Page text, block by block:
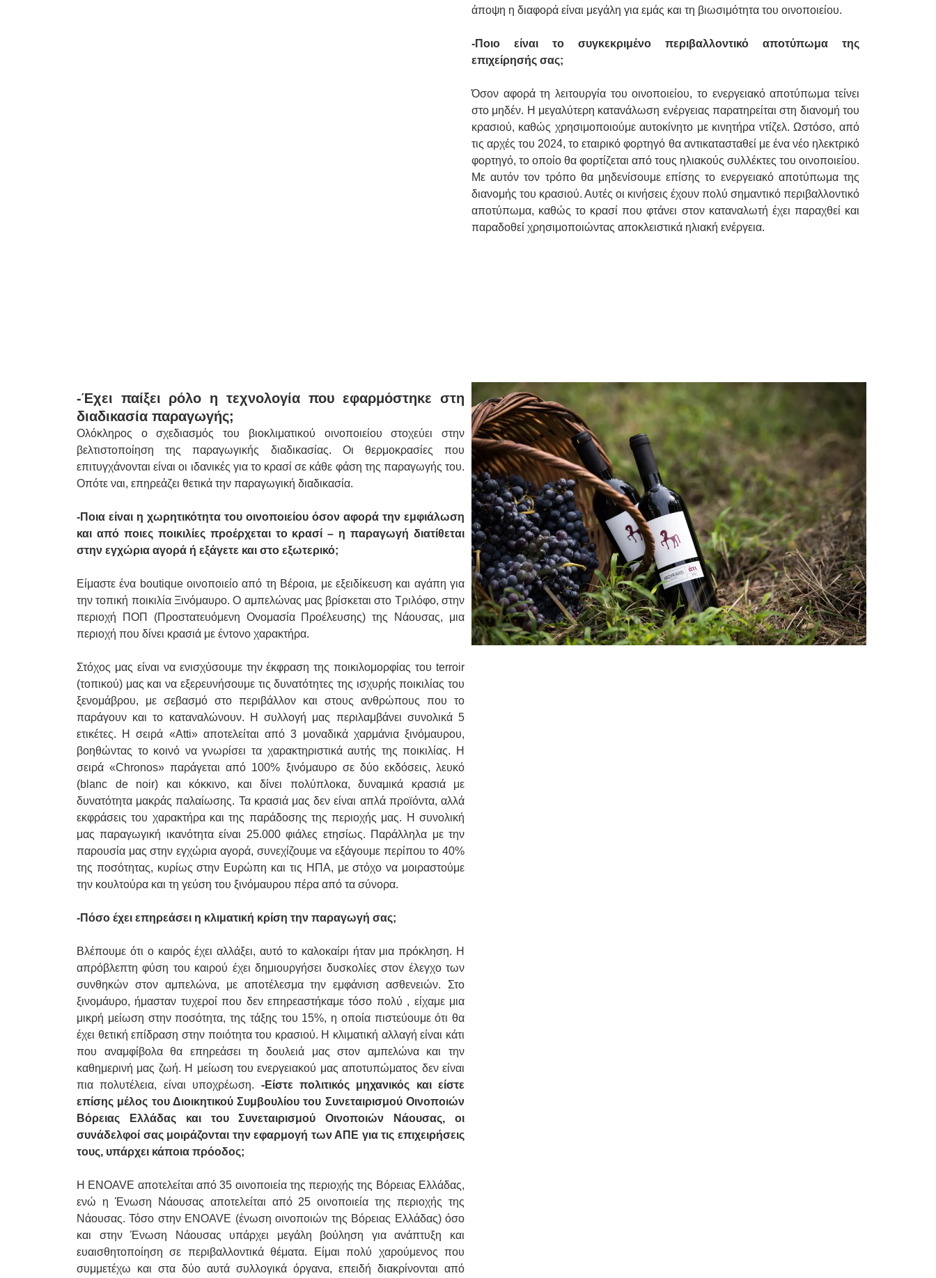
άποψη η διαφορά είναι μεγάλη για εμάς και τη βιωσιμότητα του οινοποιείου.
-Ποιο είναι το συγκεκριμένο περιβαλλοντικό αποτύπωμα της
επιχείρησής σας;
Όσον αφορά τη λειτουργία του οινοποιείου, το ενεργειακό αποτύπωμα τείνει
στο μηδέν. Η μεγαλύτερη κατανάλωση ενέργειας παρατηρείται στη διανομή του
κρασιού, καθώς χρησιμοποιούμε αυτοκίνητο με κινητήρα ντίζελ. Ωστόσο, από
τις αρχές του 2024, το εταιρικό φορτηγό θα αντικατασταθεί με ένα νέο ηλεκτρικό
φορτηγό, το οποίο θα φορτίζεται από τους ηλιακούς συλλέκτες του οινοποιείου.
Με αυτόν τον τρόπο θα μηδενίσουμε επίσης το ενεργειακό αποτύπωμα της
διανομής του κρασιού. Αυτές οι κινήσεις έχουν πολύ σημαντικό περιβαλλοντικό
αποτύπωμα, καθώς το κρασί που φτάνει στον καταναλωτή έχει παραχθεί και
παραδοθεί χρησιμοποιώντας αποκλειστικά ηλιακή ενέργεια.
-Έχει παίξει ρόλο η τεχνολογία που εφαρμόστηκε στη
διαδικασία παραγωγής;
Ολόκληρος ο σχεδιασμός του βιοκλιματικού οινοποιείου στοχεύει στην
βελτιστοποίηση της παραγωγικής διαδικασίας. Οι θερμοκρασίες που
επιτυγχάνονται είναι οι ιδανικές για το κρασί σε κάθε φάση της παραγωγής του.
Οπότε ναι, επηρεάζει θετικά την παραγωγική διαδικασία.
-Ποια είναι η χωρητικότητα του οινοποιείου όσον αφορά την εμφιάλωση
και από ποιες ποικιλίες προέρχεται το κρασί – η παραγωγή διατίθεται
στην εγχώρια αγορά ή εξάγετε και στο εξωτερικό;
Είμαστε ένα boutique οινοποιείο από τη Βέροια, με εξειδίκευση και αγάπη για
την τοπική ποικιλία Ξινόμαυρο. Ο αμπελώνας μας βρίσκεται στο Τριλόφο, στην
περιοχή ΠΟΠ (Προστατευόμενη Ονομασία Προέλευσης) της Νάουσας, μια
περιοχή που δίνει κρασιά με έντονο χαρακτήρα.
Στόχος μας είναι να ενισχύσουμε την έκφραση της ποικιλομορφίας του terroir
(τοπικού) μας και να εξερευνήσουμε τις δυνατότητες της ισχυρής ποικιλίας του
ξενομάβρου, με σεβασμό στο περιβάλλον και στους ανθρώπους που το
παράγουν και το καταναλώνουν. Η συλλογή μας περιλαμβάνει συνολικά 5
ετικέτες. Η σειρά «Atti» αποτελείται από 3 μοναδικά χαρμάνια ξινόμαυρου,
βοηθώντας το κοινό να γνωρίσει τα χαρακτηριστικά αυτής της ποικιλίας. Η
σειρά «Chronos» παράγεται από 100% ξινόμαυρο σε δύο εκδόσεις, λευκό
(blanc de noir) και κόκκινο, και δίνει πολύπλοκα, δυναμικά κρασιά με
δυνατότητα μακράς παλαίωσης. Τα κρασιά μας δεν είναι απλά προϊόντα, αλλά
εκφράσεις του χαρακτήρα και της παράδοσης της περιοχής μας. Η συνολική
μας παραγωγική ικανότητα είναι 25.000 φιάλες ετησίως. Παράλληλα με την
παρουσία μας στην εγχώρια αγορά, συνεχίζουμε να εξάγουμε περίπου το 40%
της ποσότητας, κυρίως στην Ευρώπη και τις ΗΠΑ, με στόχο να μοιραστούμε
την κουλτούρα και τη γεύση του ξινόμαυρου πέρα από τα σύνορα.
-Πόσο έχει επηρεάσει η κλιματική κρίση την παραγωγή σας;
Βλέπουμε ότι ο καιρός έχει αλλάξει, αυτό το καλοκαίρι ήταν μια πρόκληση. Η
απρόβλεπτη φύση του καιρού έχει δημιουργήσει δυσκολίες στον έλεγχο των
συνθηκών στον αμπελώνα, με αποτέλεσμα την εμφάνιση ασθενειών. Στο
ξινομάυρο, ήμασταν τυχεροί που δεν επηρεαστήκαμε τόσο πολύ , είχαμε μια
μικρή μείωση στην ποσότητα, της τάξης του 15%, η οποία πιστεύουμε ότι θα
έχει θετική επίδραση στην ποιότητα του κρασιού. Η κλιματική αλλαγή είναι κάτι
που αναμφίβολα θα επηρεάσει τη δουλειά μας στον αμπελώνα και την
καθημερινή μας ζωή. Η μείωση του ενεργειακού μας αποτυπώματος δεν είναι
πια πολυτέλεια, είναι υποχρέωση. -Είστε πολιτικός μηχανικός και είστε
επίσης μέλος του Διοικητικού Συμβουλίου του Συνεταιρισμού Οινοποιών
Βόρειας Ελλάδας και του Συνεταιρισμού Οινοποιών Νάουσας, οι
συνάδελφοί σας μοιράζονται την εφαρμογή των ΑΠΕ για τις επιχειρήσεις
τους, υπάρχει κάποια πρόοδος;
Η ENOAVE αποτελείται από 35 οινοποιεία της περιοχής της Βόρειας Ελλάδας,
ενώ η Ένωση Νάουσας αποτελείται από 25 οινοποιεία της περιοχής της
Νάουσας. Τόσο στην ENOAVE (ένωση οινοποιών της Βόρειας Ελλάδας) όσο
και στην Ένωση Νάουσας υπάρχει μεγάλη βούληση για ανάπτυξη και
ευαισθητοποίηση σε περιβαλλοντικά θέματα. Είμαι πολύ χαρούμενος που
συμμετέχω και στα δύο αυτά συλλογικά όργανα, επειδή διακρίνονται από